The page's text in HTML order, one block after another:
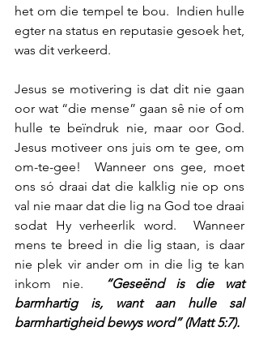
het om die tempel te bou.  Indien hulle
egter na status en reputasie gesoek het,
was dit verkeerd.
Jesus se motivering is dat dit nie gaan
oor wat “die mense” gaan sê nie of om
hulle te beïndruk nie, maar oor God.
Jesus motiveer ons juis om te gee, om
om-te-gee!  Wanneer ons gee, moet
ons só draai dat die kalklig nie op ons
val nie maar dat die lig na God toe draai
sodat Hy verheerlik word.  Wanneer
mens te breed in die lig staan, is daar
nie plek vir ander om in die lig te kan
inkom nie.
“Geseënd is die wat
barmhartig is, want aan hulle sal
barmhartigheid bewys word” (Matt 5:7).